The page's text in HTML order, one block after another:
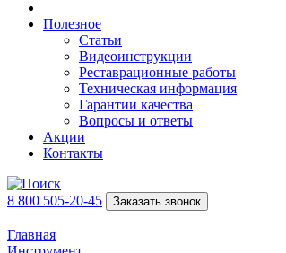
Полезное
Статьи
Видеоинструкции
Реставрационные работы
Техническая информация
Гарантии качества
Вопросы и ответы
Акции
Контакты
8 800 505-20-45 Заказать звонок
Главная